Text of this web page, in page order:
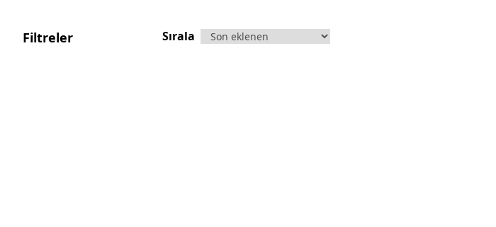
Filtreler Sırala